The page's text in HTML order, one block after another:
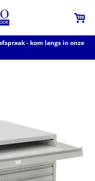
- kom langs in onze